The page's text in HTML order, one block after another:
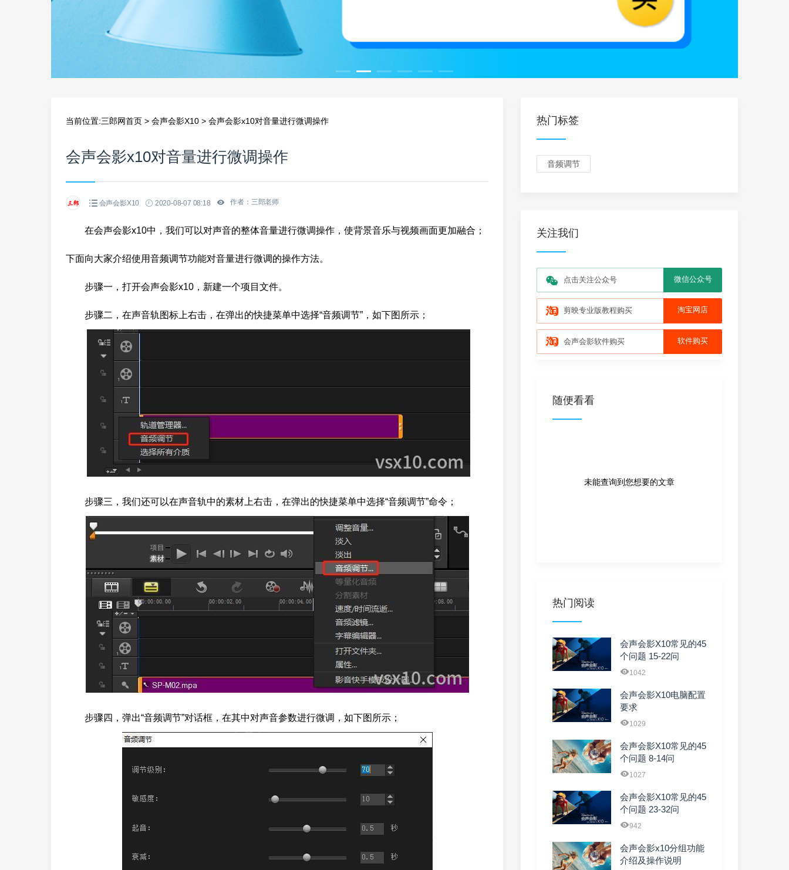
当前位置:三郎网首页 > 会声会影X10 > 会声会影x10对音量进行微调操作
会声会影x10对音量进行微调操作
会声会影X10 2020-08-07 08:18 作者：三郎老师
在会声会影x10中，我们可以对声音的整体音量进行微调操作，使背景音乐与视频画面更加融合；
下面向大家介绍使用音频调节功能对音量进行微调的操作方法。
步骤一，打开会声会影x10，新建一个项目文件。
步骤二，在声音轨图标上右击，在弹出的快捷菜单中选择“音频调节”，如下图所示；
步骤三，我们还可以在声音轨中的素材上右击，在弹出的快捷菜单中选择“音频调节”命令；
步骤四，弹出“音频调节”对话框，在其中对声音参数进行微调，如下图所示；
热门标签
音频调节
关注我们
点击关注公众号 微信公众号
剪映专业版教程购买 淘宝网店
会声会影软件购买 软件购买
随便看看
未能查询到您想要的文章
热门阅读
会声会影X10常见的45
个问题 15-22问
1042
会声会影X10电脑配置
要求
1029
会声会影X10常见的45
个问题 8-14问
1027
会声会影X10常见的45
个问题 23-32问
942
会声会影x10分组功能
介绍及操作说明